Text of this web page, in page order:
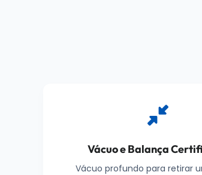
Vácuo e Balança
Vácuo profundo para retirar